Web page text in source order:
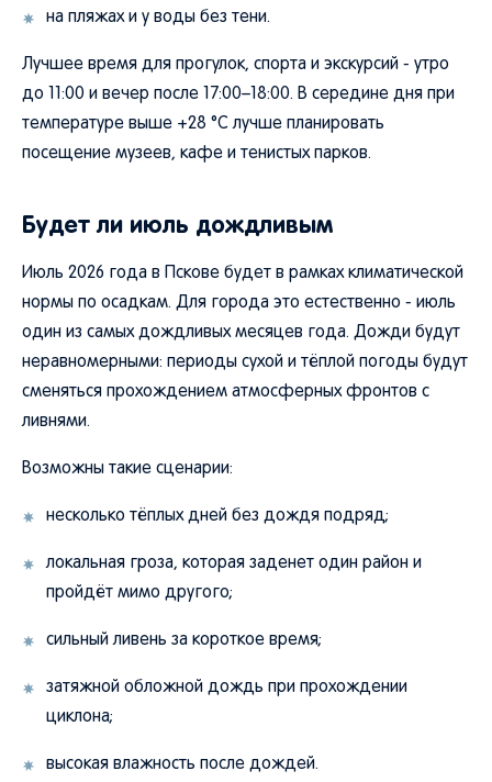
на пляжах и у воды без тени.
Лучшее время для прогулок, спорта и экскурсий - утро
до 11:00 и вечер после 17:00–18:00. В середине дня при
температуре выше +28 °C лучше планировать
посещение музеев, кафе и тенистых парков.
Будет ли июль дождливым
Июль 2026 года в Пскове будет в рамках климатической
нормы по осадкам. Для города это естественно - июль
один из самых дождливых месяцев года. Дожди будут
неравномерными: периоды сухой и тёплой погоды будут
сменяться прохождением атмосферных фронтов с
ливнями.
Возможны такие сценарии:
несколько тёплых дней без дождя подряд;
локальная гроза, которая заденет один район и
пройдёт мимо другого;
сильный ливень за короткое время;
затяжной обложной дождь при прохождении
циклона;
высокая влажность после дождей.